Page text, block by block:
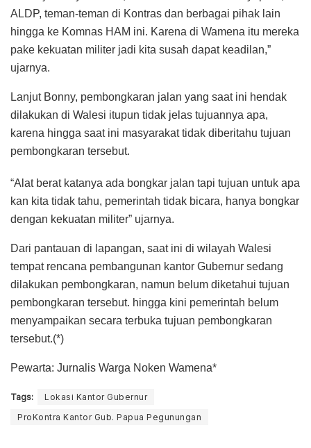
ALDP, teman-teman di Kontras dan berbagai pihak lain
hingga ke Komnas HAM ini. Karena di Wamena itu mereka
pake kekuatan militer jadi kita susah dapat keadilan,”
ujarnya.
Lanjut Bonny, pembongkaran jalan yang saat ini hendak
dilakukan di Walesi itupun tidak jelas tujuannya apa,
karena hingga saat ini masyarakat tidak diberitahu tujuan
pembongkaran tersebut.
“Alat berat katanya ada bongkar jalan tapi tujuan untuk apa
kan kita tidak tahu, pemerintah tidak bicara, hanya bongkar
dengan kekuatan militer” ujarnya.
Dari pantauan di lapangan, saat ini di wilayah Walesi
tempat rencana pembangunan kantor Gubernur sedang
dilakukan pembongkaran, namun belum diketahui tujuan
pembongkaran tersebut. hingga kini pemerintah belum
menyampaikan secara terbuka tujuan pembongkaran
tersebut.(*)
Pewarta: Jurnalis Warga Noken Wamena*
Tags:
Lokasi Kantor Gubernur
ProKontra Kantor Gub. Papua Pegunungan